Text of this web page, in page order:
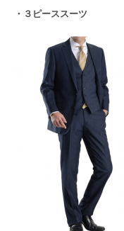
・３ピーススーツ